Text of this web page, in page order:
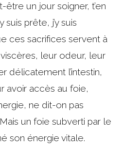
un jour soigner, t’en
suis prête, j’y suis
ces sacrifices servent à
leur odeur, leur
délicatement l’intestin,
avoir accès au foie,
ne dit-on pas
un foie subverti par le
son énergie vitale.